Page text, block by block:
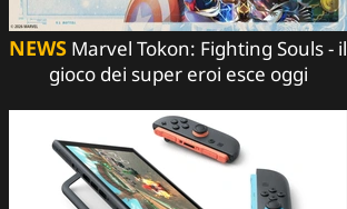
NEWS Marvel Tokon: Fighting Souls - il
gioco dei super eroi esce oggi